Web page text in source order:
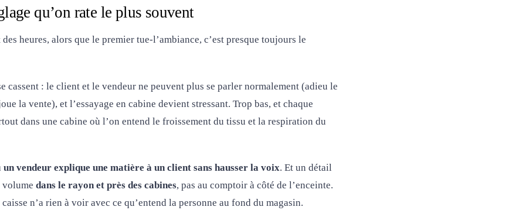
qu’on rate le plus souvent
heures, alors que le premier tue-l’ambiance, c’est presque toujours le
cassent : le client et le vendeur ne peuvent plus se parler normalement (adieu le
la vente), et l’essayage en cabine devient stressant. Trop bas, et chaque
dans une cabine où l’on entend le froissement du tissu et la respiration du
un vendeur explique une matière à un client sans hausser la voix. Et un détail
volume dans le rayon et près des cabines, pas au comptoir à côté de l’enceinte.
n’a rien à voir avec ce qu’entend la personne au fond du magasin.